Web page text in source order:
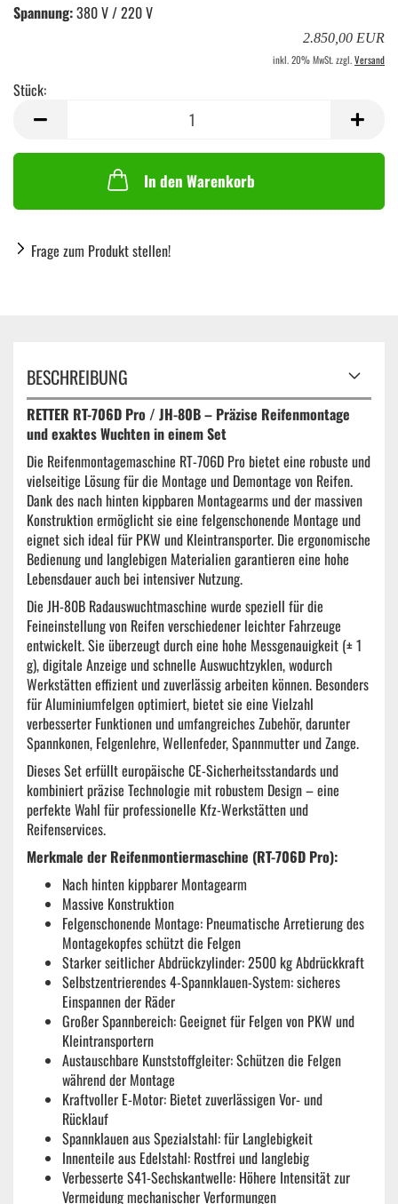
Spannung:380 V / 220 V
2.850,00 EUR
inkl. 20% MwSt. zzgl.Versand
Stück:
In den Warenkorb
Frage zum Produkt stellen!
BESCHREIBUNG
RETTER RT-706D Pro / JH-80B – Präzise Reifenmontage
und exaktes Wuchten in einem Set
Die Reifenmontagemaschine RT-706D Pro bietet eine robuste und
vielseitige Lösung für die Montage und Demontage von Reifen.
Dank des nach hinten kippbaren Montagearms und der massiven
Konstruktion ermöglicht sie eine felgenschonende Montage und
eignet sich ideal für PKW und Kleintransporter. Die ergonomische
Bedienung und langlebigen Materialien garantieren eine hohe
Lebensdauer auch bei intensiver Nutzung.
Die JH-80B Radauswuchtmaschine wurde speziell für die
Feineinstellung von Reifen verschiedener leichter Fahrzeuge
entwickelt. Sie überzeugt durch eine hohe Messgenauigkeit (± 1
g), digitale Anzeige und schnelle Auswuchtzyklen, wodurch
Werkstätten effizient und zuverlässig arbeiten können. Besonders
für Aluminiumfelgen optimiert, bietet sie eine Vielzahl
verbesserter Funktionen und umfangreiches Zubehör, darunter
Spannkonen, Felgenlehre, Wellenfeder, Spannmutter und Zange.
Dieses Set erfüllt europäische CE-Sicherheitsstandards und
kombiniert präzise Technologie mit robustem Design – eine
perfekte Wahl für professionelle Kfz-Werkstätten und
Reifenservices.
Merkmale der Reifenmontiermaschine (RT-706D Pro):
Nach hinten kippbarer Montagearm
Massive Konstruktion
Felgenschonende Montage: Pneumatische Arretierung des
Montagekopfes schützt die Felgen
Starker seitlicher Abdrückzylinder: 2500 kg Abdrückkraft
Selbstzentrierendes 4-Spannklauen-System: sicheres
Einspannen der Räder
Großer Spannbereich: Geeignet für Felgen von PKW und
Kleintransportern
Austauschbare Kunststoffgleiter: Schützen die Felgen
während der Montage
Kraftvoller E-Motor: Bietet zuverlässigen Vor- und
Rücklauf
Spannklauen aus Spezialstahl: für Langlebigkeit
Innenteile aus Edelstahl: Rostfrei und langlebig
Verbesserte S41-Sechskantwelle: Höhere Intensität zur
Vermeidung mechanischer Verformungen